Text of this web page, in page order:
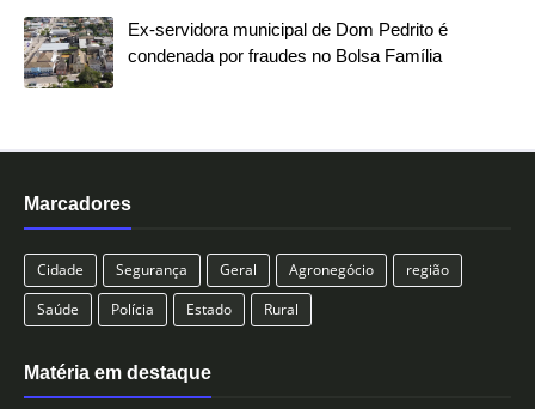
Ex-servidora municipal de Dom Pedrito é
condenada por fraudes no Bolsa Família
Marcadores
Cidade Segurança Geral Agronegócio
região
Saúde
Polícia Estado Rural
Matéria em destaque